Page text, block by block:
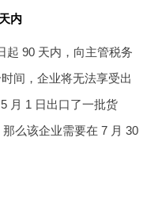
内
起 90 天内，向主管税务
间，企业将无法享受出
月 1 日出口了一批货
么该企业需要在 7 月 30